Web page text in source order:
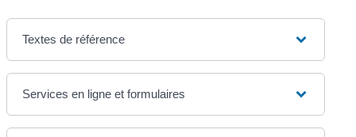
Textes de référence
Services en ligne et formulaires